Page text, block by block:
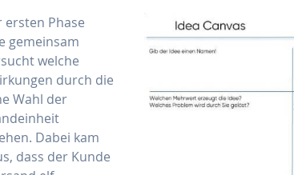
ersten Phase
gemeinsam
welche
durch die
Wahl der
Dabei kam
dass der Kunde